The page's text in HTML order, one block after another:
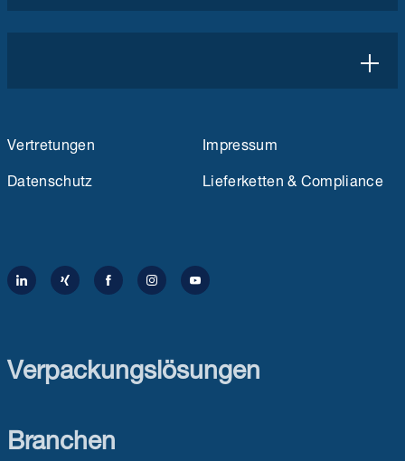
Vertretungen
Impressum
Datenschutz
Lieferketten & Compliance
Verpackungslösungen
Branchen